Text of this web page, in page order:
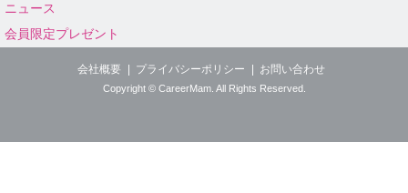
ニュース
会員限定プレゼント
会社概要 プライバシーポリシー お問い合わせ
Copyright © CareerMam. All Rights Reserved.